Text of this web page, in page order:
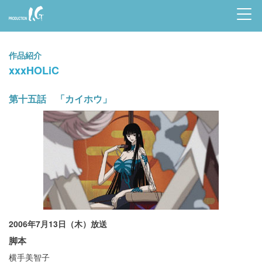
Prod
uctio
n I.G
作品紹介
xxxHOLiC
第十五話 「カイホウ」
2006年7月13日（木）放送
脚本
横手美智子